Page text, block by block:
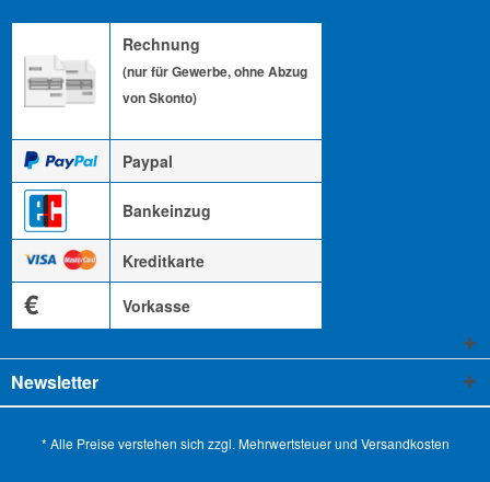
Rechnung
(nur für Gewerbe, ohne Abzug
von Skonto)
Paypal
Bankeinzug
Kreditkarte
€ Vorkasse
Newsletter
* Alle Preise verstehen sich zzgl. Mehrwertsteuer und Versandkosten